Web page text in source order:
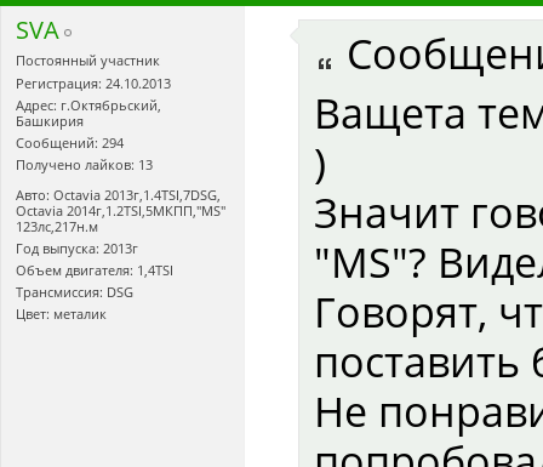
SVA
Постоянный участник
Регистрация: 24.10.2013
Адрес: г.Октябрьский,
Башкирия
Сообщений: 294
Получено лайков: 13
Авто: Octavia 2013г,1.4TSI,7DSG,
Оctavia 2014г,1.2TSI,5МКПП,"MS"
123лс,217н.м
Год выпуска: 2013г
Объем двигателя: 1,4TSI
Трансмиссия: DSG
Цвет: металик
Ващета
)
Значит
"MS"?
Говорят,
поставить
Не